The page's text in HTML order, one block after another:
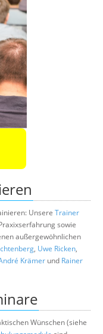
Unsere Trainer
sowie
außergewöhnlichen
, Uwe Ricken,
Krämer und Rainer
Wünschen (siehe